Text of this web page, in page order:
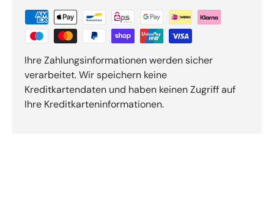
Ihre Zahlungsinformationen werden sicher
verarbeitet. Wir speichern keine
Kreditkartendaten und haben keinen Zugriff auf
Ihre Kreditkarteninformationen.